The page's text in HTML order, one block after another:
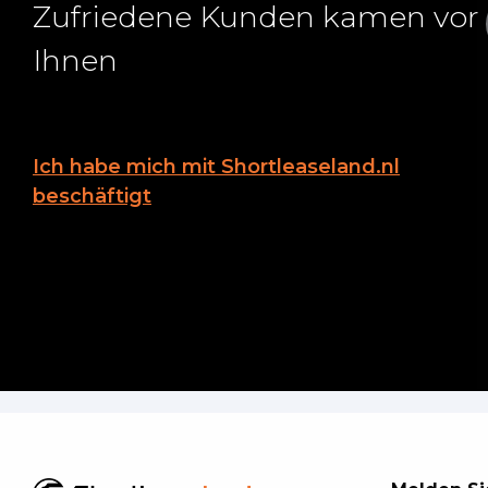
Zufriedene Kunden kamen vor
Ihnen
Ich habe mich mit Shortleaseland.nl
beschäftigt